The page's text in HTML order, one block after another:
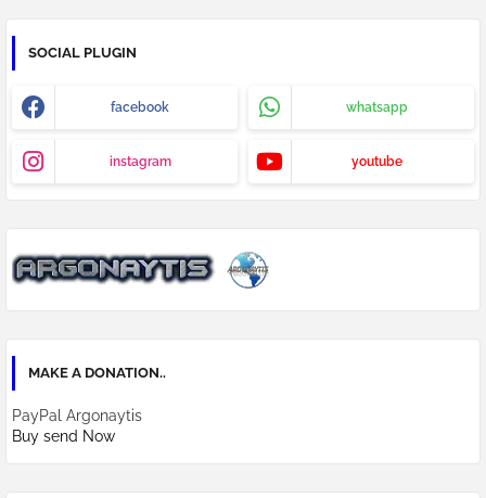
SOCIAL PLUGIN
facebook whatsapp
instagram youtube
MAKE A DONATION..
PayPal Argonaytis
Buy send Now